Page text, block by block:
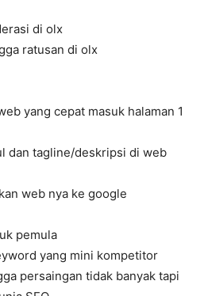
di olx
ratusan di olx
yang cepat masuk halaman 1
dan tagline/deskripsi di web
web nya ke google
pemula
yang mini kompetitor
persaingan tidak banyak tapi